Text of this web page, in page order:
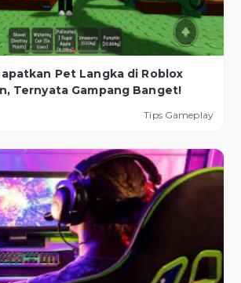
Pet Langka di Roblox
Ternyata Gampang Banget!
Tips Gameplay